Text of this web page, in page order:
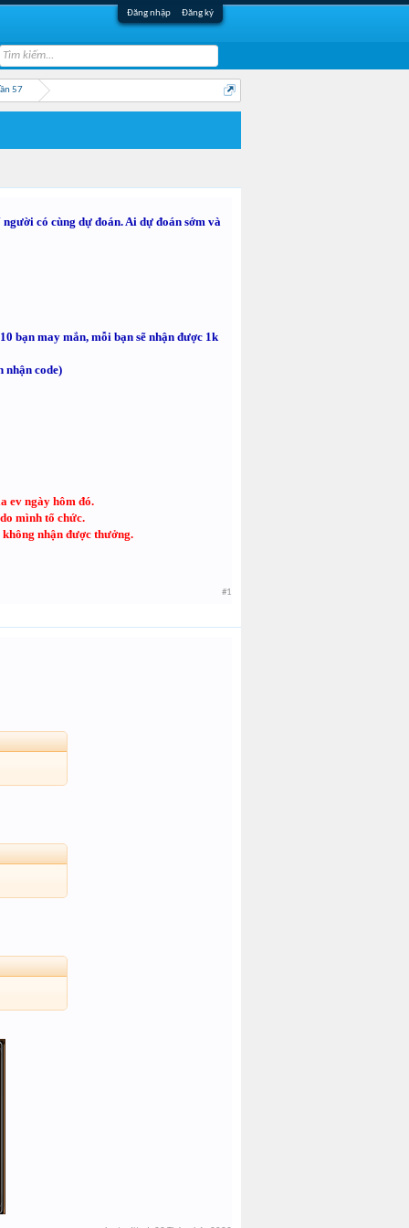
Đăng nhập Đăng ký
57
có cùng dự đoán. Ai dự đoán sớm và
bạn may mắn, mỗi bạn sẽ nhận được 1k
nhận code)
ev ngày hôm đó.
mình tổ chức.
nhận được thưởng.
#1